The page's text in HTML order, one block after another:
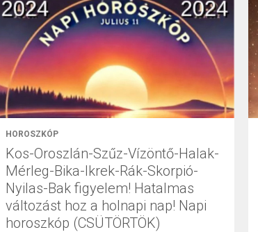
HOROSZKÓP
Kos-Oroszlán-Szűz-Vízöntő-Halak-
Mérleg-Bika-Ikrek-Rák-Skorpió-
Nyilas-Bak figyelem! Hatalmas
változást hoz a holnapi nap! Napi
horoszkóp (CSÜTÖRTÖK)